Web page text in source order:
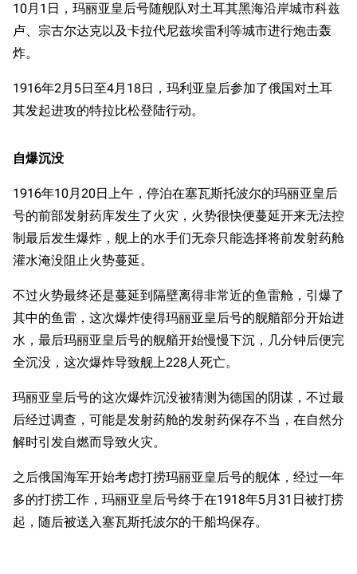
10月1日，玛丽亚皇后号随舰队对土耳其黑海沿岸城市科兹
卢、宗古尔达克以及卡拉代尼兹埃雷利等城市进行炮击轰
炸。
1916年2月5日至4月18日，玛利亚皇后参加了俄国对土耳
其发起进攻的特拉比松登陆行动。
自爆沉没
1916年10月20日上午，停泊在塞瓦斯托波尔的玛丽亚皇后
号的前部发射药库发生了火灾，火势很快便蔓延开来无法控
制最后发生爆炸，舰上的水手们无奈只能选择将前发射药舱
灌水淹没阻止火势蔓延。
不过火势最终还是蔓延到隔壁离得非常近的鱼雷舱，引爆了
其中的鱼雷，这次爆炸使得玛丽亚皇后号的舰艏部分开始进
水，最后玛丽亚皇后号的舰艏开始慢慢下沉，几分钟后便完
全沉没，这次爆炸导致舰上228人死亡。
玛丽亚皇后号的这次爆炸沉没被猜测为德国的阴谋，不过最
后经过调查，可能是发射药舱的发射药保存不当，在自然分
解时引发自燃而导致火灾。
之后俄国海军开始考虑打捞玛丽亚皇后号的舰体，经过一年
多的打捞工作，玛丽亚皇后号终于在1918年5月31日被打捞
起，随后被送入塞瓦斯托波尔的干船坞保存。